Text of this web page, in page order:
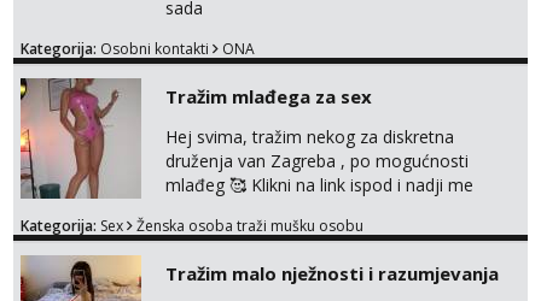
sada
Kategorija: Osobni kontakti ONA
Tražim mlađega za sex
Hej svima, tražim nekog za diskretna
druženja van Zagreba , po mogućnosti
mlađeg 🥰 Klikni na link ispod i nadji me
Kategorija: Sex Ženska osoba traži mušku osobu
Tražim malo nježnosti i razumjevanja